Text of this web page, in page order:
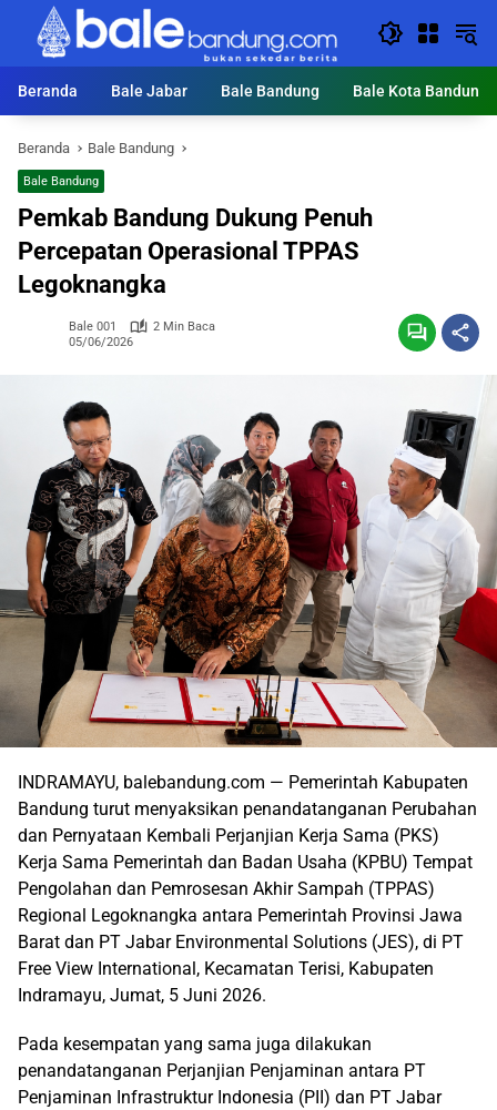
Langsung
konten
Beranda
Bale Jabar Bale Bandung Bale Kota Bandung
Beranda Bale Bandung
Bale Bandung
Pemkab Bandung Dukung Penuh
Percepatan Operasional TPPAS
Legoknangka
Bale 001
2 Min Baca
05/06/2026
INDRAMAYU, balebandung.com — Pemerintah Kabupaten
Bandung turut menyaksikan penandatanganan Perubahan
dan Pernyataan Kembali Perjanjian Kerja Sama (PKS)
Kerja Sama Pemerintah dan Badan Usaha (KPBU) Tempat
Pengolahan dan Pemrosesan Akhir Sampah (TPPAS)
Regional Legoknangka antara Pemerintah Provinsi Jawa
Barat dan PT Jabar Environmental Solutions (JES), di PT
Free View International, Kecamatan Terisi, Kabupaten
Indramayu, Jumat, 5 Juni 2026.
Pada kesempatan yang sama juga dilakukan
penandatanganan Perjanjian Penjaminan antara PT
Penjaminan Infrastruktur Indonesia (PII) dan PT Jabar